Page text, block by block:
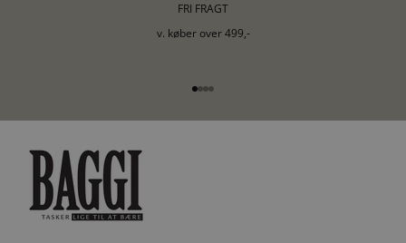
FRI FRAGT
v. køber over 499,-
Gå til element 1
Gå til element 2
Gå til element 3
Gå til element 4